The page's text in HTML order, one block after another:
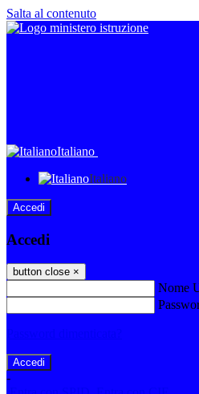
Salta al contenuto
Italiano
Italiano
Accedi
Accedi
button close ×
Nome
-